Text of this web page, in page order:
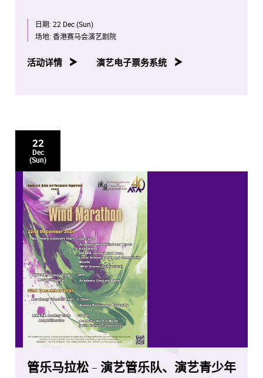
日期: 22 Dec (Sun)
场地: 香港赛马会演艺剧院
活动详情 演艺电子票务系统
22
Dec
(Sun)
管乐马拉松 - 演艺管乐队、演艺青少年